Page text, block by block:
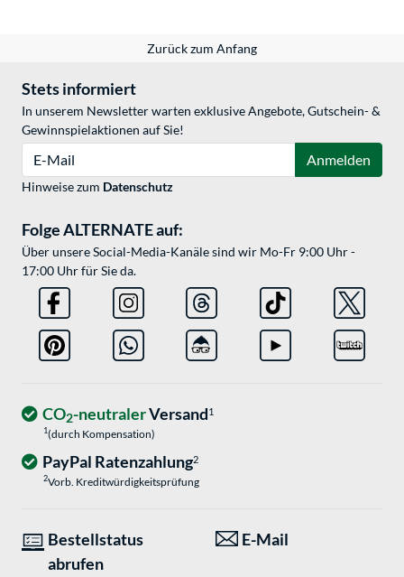
Zurück zum Anfang
Stets informiert
In unserem Newsletter warten exklusive Angebote, Gutschein- &
Gewinnspielaktionen auf Sie!
Anmelden
Hinweise zum Datenschutz
Folge ALTERNATE auf:
Über unsere Social-Media-Kanäle sind wir Mo-Fr 9:00 Uhr -
17:00 Uhr für Sie da.
CO2-neutralerVersand1
1(durch Kompensation)
PayPal Ratenzahlung2
2Vorb. Kreditwürdigkeitsprüfung
Bestellstatus
abrufen
E-Mail